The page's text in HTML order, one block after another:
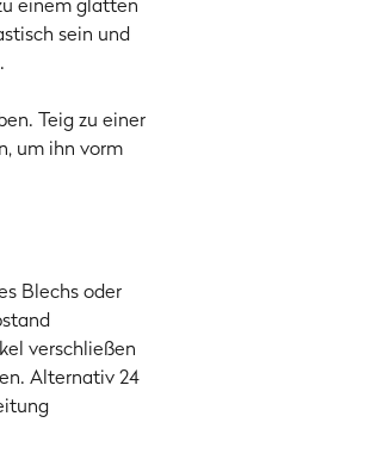
kannst du
ordentlich ein.
heiße Luft
Hitze
platziert wird)
einmal die
sein und
Teig zu einer
um ihn vorm
Blechs oder
verschließen
Alternativ 24